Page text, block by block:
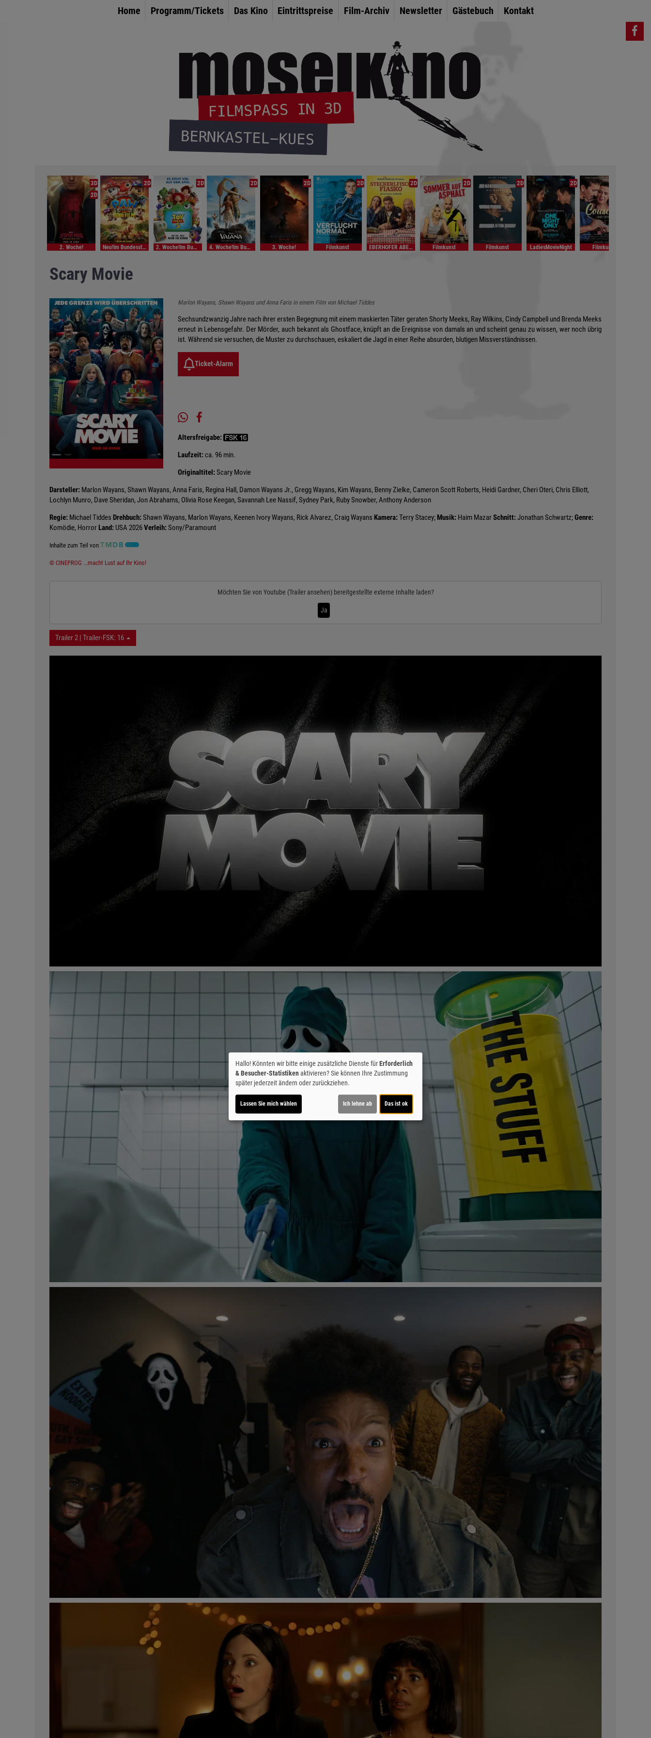
Home Programm/Tickets Das Kino Eintrittspreise Film-Archiv Newsletter Gästebuch Kontakt
3D
2D
2. Woche!
2D
Neu!Im Bundesstart
2D
2. Woche!Im Bundesstart
2D
4. Woche!Im Bundesstart
2D
3. Woche!
2D
Filmkunst
2D
EBERHOFER ABENDIm Bundesstart
2D
Filmkunst
2D
Filmkunst
2D
LadiesMovieNight Filmkunst
Scary Movie
Marlon Wayans, Shawn Wayans und Anna Faris in einem Film von Michael Tiddes
Sechsundzwanzig Jahre nach ihrer ersten Begegnung mit einem maskierten Täter geraten Shorty Meeks, Ray Wilkins, Cindy Campbell und Brenda Meeks
erneut in Lebensgefahr. Der Mörder, auch bekannt als Ghostface, knüpft an die Ereignisse von damals an und scheint genau zu wissen, wer noch übrig
ist. Während sie versuchen, die Muster zu durchschauen, eskaliert die Jagd in einer Reihe absurden, blutigen Missverständnissen.
Ticket-Alarm
Altersfreigabe:
Laufzeit:ca. 96 min.
Originaltitel:Scary Movie
Darsteller: Marlon Wayans, Shawn Wayans, Anna Faris, Regina Hall, Damon Wayans Jr., Gregg Wayans, Kim Wayans, Benny Zielke, Cameron Scott Roberts, Heidi Gardner, Cheri Oteri, Chris Elliott,
Lochlyn Munro, Dave Sheridan, Jon Abrahams, Olivia Rose Keegan, Savannah Lee Nassif, Sydney Park, Ruby Snowber, Anthony Anderson
Regie: Michael Tiddes Drehbuch:Shawn Wayans, Marlon Wayans, Keenen Ivory Wayans, Rick Alvarez, Craig Wayans Kamera:Terry Stacey; Musik: Haim MazarSchnitt:Jonathan Schwartz;Genre:
Komödie, Horror Land: USA 2026Verleih:Sony/Paramount
Inhalte zum Teil von
© CINEPROG ...macht Lust auf Ihr Kino!
Möchten Sie von Youtube (Trailer ansehen)bereitgestellte externe Inhalte laden?
Ja
Trailer 2 | Trailer-FSK: 16
Hallo! Könnten wir bitte einige zusätzliche Dienste fürErforderlich
& Besucher-Statistikenaktivieren? Sie können Ihre Zustimmung
später jederzeit ändern oder zurückziehen.
Lassen Sie mich wählen Ich lehne ab Das ist ok